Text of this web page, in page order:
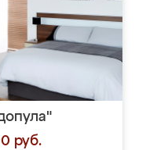
руб.